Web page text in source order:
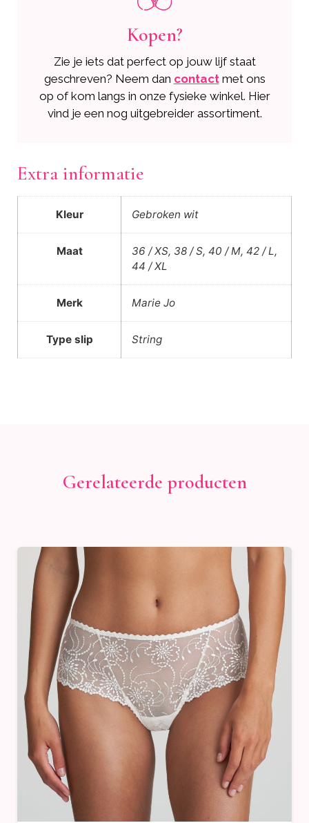
Kopen?
Zie je iets dat perfect op jouw lijf staat
geschreven? Neem dan contact met ons
op of kom langs in onze fysieke winkel. Hier
vind je een nog uitgebreider assortiment.
Extra informatie
Kleur Gebroken wit
Maat
36 / XS, 38 / S, 40 / M, 42 / L,
44 / XL
Merk Marie Jo
Type slip String
Gerelateerde producten